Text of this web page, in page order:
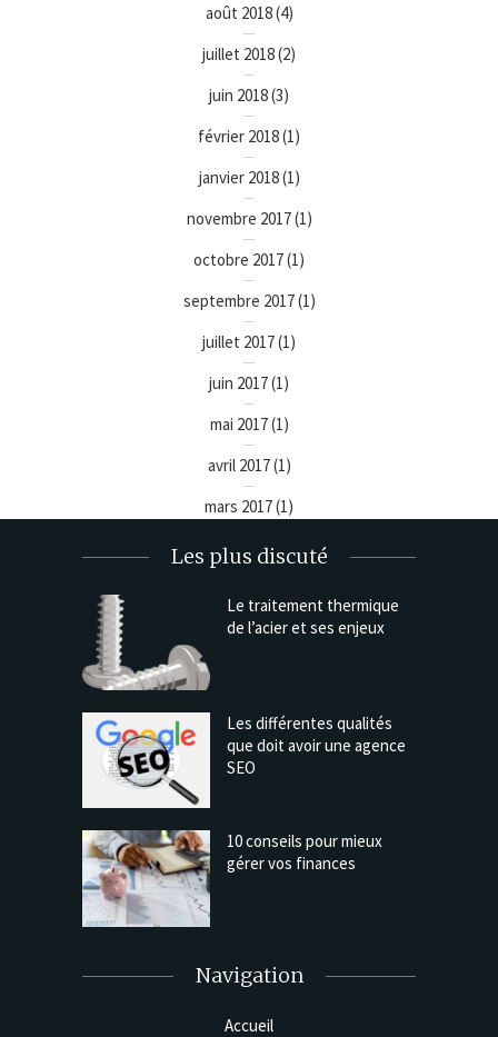
août 2018(4)
juillet 2018(2)
juin 2018(3)
février 2018(1)
janvier 2018(1)
novembre 2017(1)
octobre 2017(1)
septembre 2017(1)
juillet 2017(1)
juin 2017(1)
mai 2017(1)
avril 2017(1)
mars 2017(1)
Les plus discuté
Le traitement thermique
de l’acier et ses enjeux
Les différentes qualités
que doit avoir une agence
SEO
10 conseils pour mieux
gérer vos finances
Navigation
Accueil